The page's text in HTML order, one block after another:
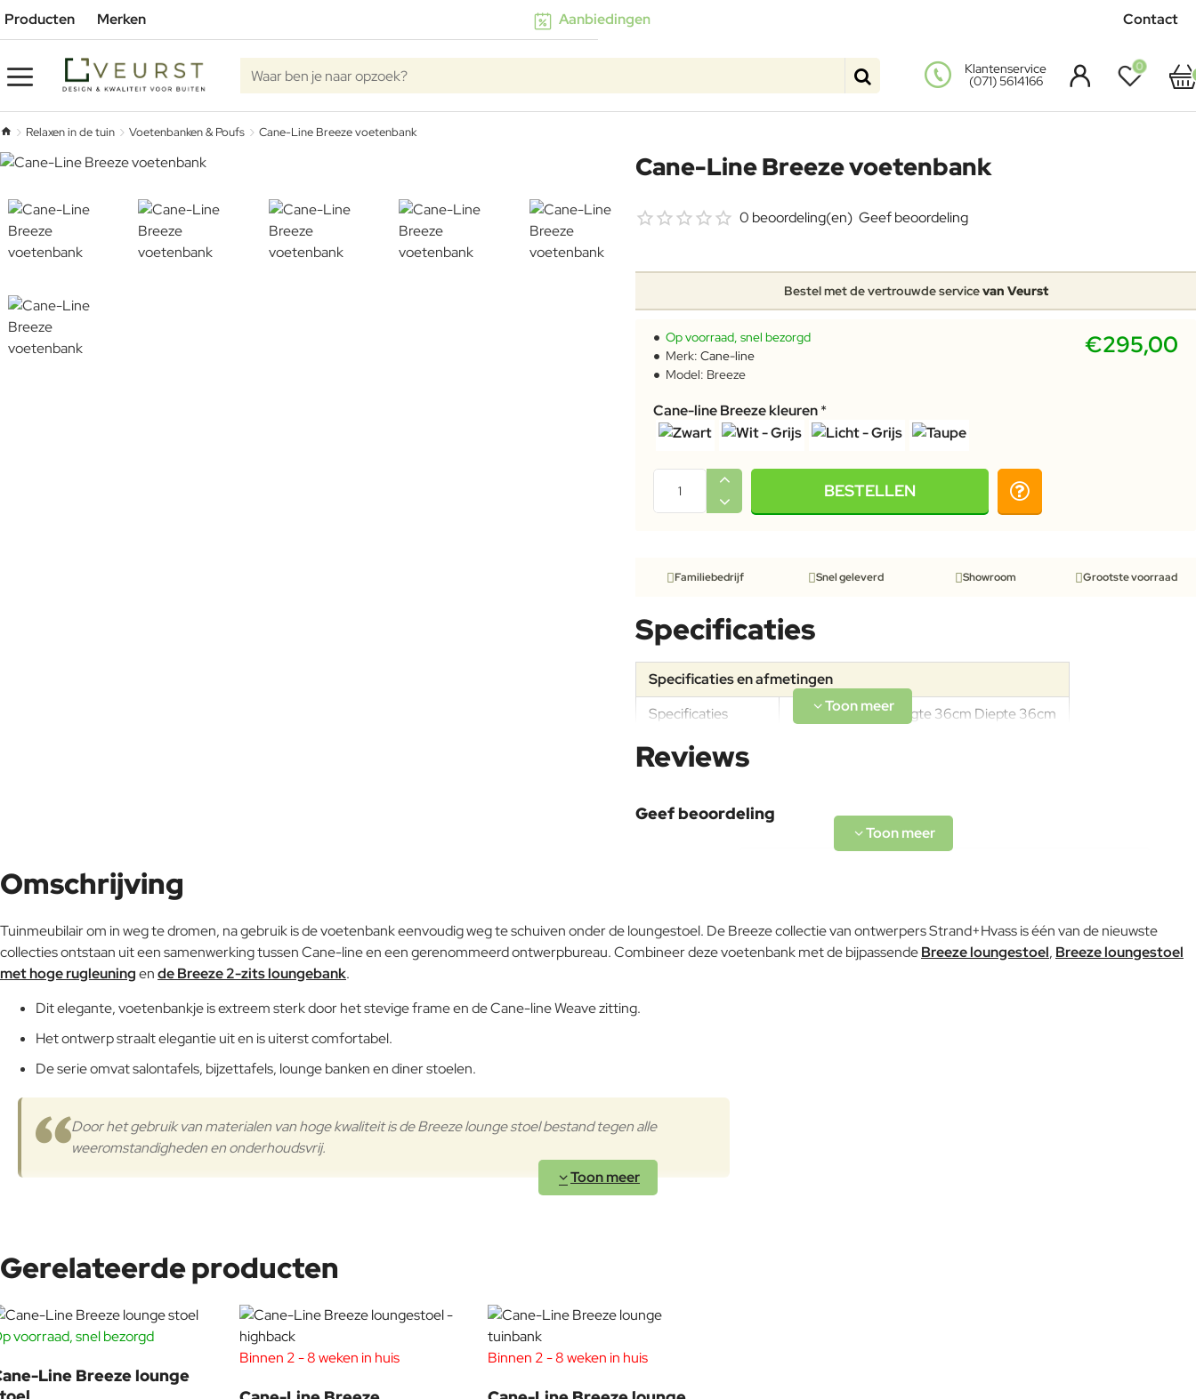
Producten Merken Aanbiedingen Contact
Waar ben je naar opzoek?
Klantenservice
(071) 5614166
0
Relaxen in de tuin Voetenbanken & Poufs Cane-Line Breeze voetenbank
Cane-Line Breeze voetenbank
Bestel met de vertrouwde servicevan Veurst
0 beoordeling(en) Geef beoordeling
€295,00
Op voorraad, snel bezorgd
Merk: Cane-line
Model: Breeze
Cane-line Breeze kleuren
BESTELLEN
Familiebedrijf Snel geleverd Showroom Grootste voorraad
Specificaties
Specificaties en afmetingen
Specificaties
Breedte 74cm Hoogte 36cm Diepte 36cm
Reviews
Geef beoordeling
Verder
Omschrijving
Tuinmeubilair om in weg te dromen, na gebruik is de voetenbank eenvoudig weg te schuiven onder de loungestoel. De Breeze collectie van ontwerpers Strand+Hvass is één van de nieuwste
collecties ontstaan uit een samenwerking tussen Cane-line en een gerenommeerd ontwerpbureau. Combineer deze voetenbank met de bijpassendeBreeze loungestoel, Breeze loungestoel
met hoge rugleuningende Breeze 2-zits loungebank.
Dit elegante, voetenbankje is extreem sterk door het stevige frame en de Cane-line Weave zitting.
Het ontwerp straalt elegantie uit en is uiterst comfortabel.
De serie omvat salontafels, bijzettafels, lounge banken en diner stoelen.
Door het gebruik van materialen van hoge kwaliteit is de Breeze lounge stoel bestand tegen alle
weeromstandigheden en onderhoudsvrij.
Gerelateerde producten
voorraad, snel bezorgd
Line Breeze lounge
Binnen 2 - 8 weken in huis Binnen 2 - 8 weken in huis